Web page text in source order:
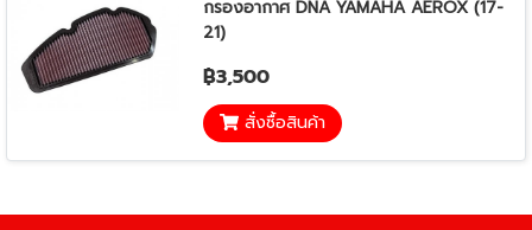
กรองอากาศ DNA YAMAHA AEROX (17-
21)
฿3,500
สั่งซื้อสินค้า